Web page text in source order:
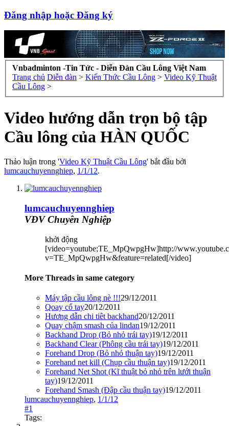
Đăng nhập hoặc Đăng ký
Vnbadminton -Tin Tức - Diễn Đàn Cầu Lông Việt Nam
Trang chủ Diễn đàn > Kiến Thức Cầu Lông > Video Kỹ Thuật
Cầu Lông >
Video hướng dẫn trọn bộ tập
Cầu lông của HÀN QUỐC
Thảo luận trong 'Video Kỹ Thuật Cầu Lông' bắt đầu bởi
lumcauchuyennghiep, 1/1/12.
lumcauchuyennghiep
VĐV Chuyên Nghiệp
khởi động
[video=youtube;TE_MpQwpgHw]http://
v=TE_MpQwpgHw&feature=related[/video]
More Threads in same category
Máy tập cầu lông nè !!!29/12/2011
Qoay cổ tay20/12/2011
Hương dẫn chi tiêt backhand20/12/2011
Quay chậm smash của lindan19/12/2011
Backhand Drop (Bỏ nhỏ trái tay)19/12/2011
Backhand Clear (Phông cầu trái tay)19/12/2011
Forehand Drop (Bỏ nhỏ thuận tay)19/12/2011
Forehand net kill (Chụp cầu thuận tay)19/12/2011
Forehand Net Shot (Kĩ thuật bỏ nhỏ trên lưới thuận
tay)19/12/2011
Forehand Smash (Đập cầu thuận tay)19/12/2011
lumcauchuyennghiep, 1/1/12
#1
Tags: